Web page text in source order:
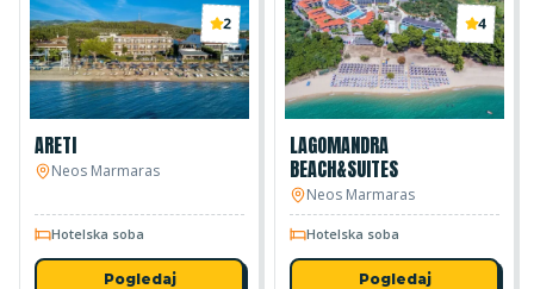
2
ARETI
Neos Marmaras
Hotelska soba
Pogledaj
4
LAGOMANDRA
BEACH&SUITES
Neos Marmaras
Hotelska soba
Pogledaj